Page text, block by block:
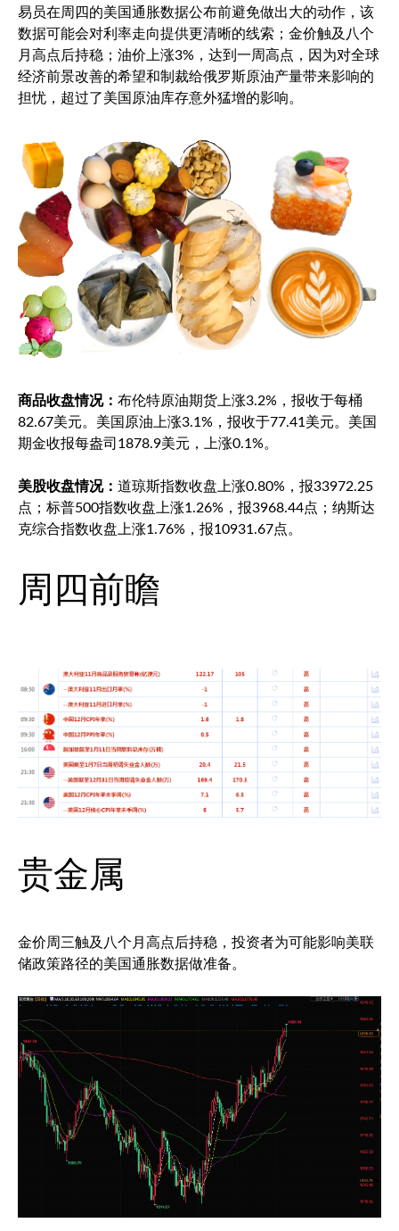
易员在周四的美国通胀数据公布前避免做出大的动作，该
数据可能会对利率走向提供更清晰的线索；金价触及八个
月高点后持稳；油价上涨3%，达到一周高点，因为对全球
经济前景改善的希望和制裁给俄罗斯原油产量带来影响的
担忧，超过了美国原油库存意外猛增的影响。
商品收盘情况： 布伦特原油期货上涨3.2%，报收于每桶
82.67美元。美国原油上涨3.1%，报收于77.41美元。美国
期金收报每盎司1878.9美元，上涨0.1%。
美股收盘情况： 道琼斯指数收盘上涨0.80%，报33972.25
点； 标普500指数收盘上涨1.26%，报3968.44点；纳斯达
克综合指数收盘上涨1.76%，报10931.67点。
周四前瞻
贵金属
金价周三触及八个月高点后持稳，投资者为可能影响美联
储政策路径的美国通胀数据做准备。